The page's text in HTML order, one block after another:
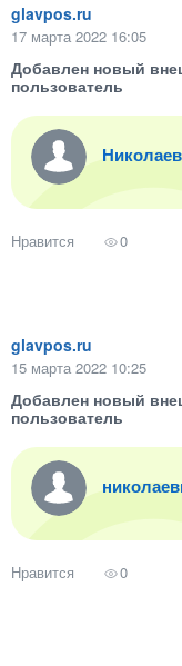
glavpos.ru
17 марта 2022 16:05
Добавлен новый
пользователь
Нравится 0
glavpos.ru
15 марта 2022 10:25
Добавлен новый
пользователь
Нравится 0